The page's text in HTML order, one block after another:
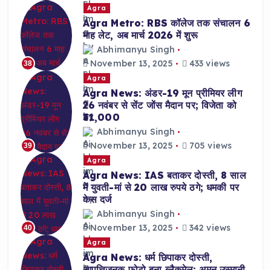
38
Agra
Agra Metro: RBS कॉलेज तक संचालन 6
माह लेट, अब मार्च 2026 में शुरू
Abhimanyu Singh
November 13, 2025
433 views
39
Agra
Agra News: अंडर-19 मून प्रीमियर लीग
26 नवंबर से सेंट जोंस मैदान पर; विजेता को
₹31,000
Abhimanyu Singh
November 13, 2025
705 views
40
Agra
Agra News: IAS बताकर दोस्ती, 8 साल
में युवती-मां से 20 लाख रुपये ठगे; धमकी पर
केस दर्ज
Abhimanyu Singh
November 13, 2025
342 views
Agra
Agra News: धर्म छिपाकर दोस्ती,